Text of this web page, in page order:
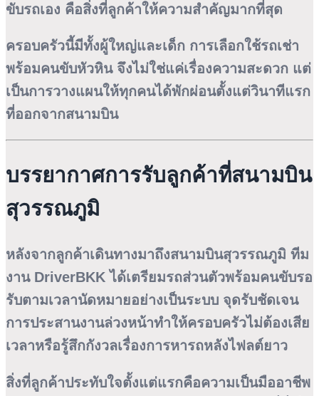
ขับรถเอง คือสิ่งที่ลูกค้าให้ความสำคัญมากที่สุด
ครอบครัวนี้มีทั้งผู้ใหญ่และเด็ก การเลือกใช้รถเช่า
พร้อมคนขับหัวหิน จึงไม่ใช่แค่เรื่องความสะดวก แต่
เป็นการวางแผนให้ทุกคนได้พักผ่อนตั้งแต่วินาทีแรก
ที่ออกจากสนามบิน
บรรยากาศการรับลูกค้าที่สนามบิน
สุวรรณภูมิ
หลังจากลูกค้าเดินทางมาถึงสนามบินสุวรรณภูมิ ทีม
งาน DriverBKK ได้เตรียมรถส่วนตัวพร้อมคนขับรอ
รับตามเวลานัดหมายอย่างเป็นระบบ จุดรับชัดเจน
การประสานงานล่วงหน้าทำให้ครอบครัวไม่ต้องเสีย
เวลาหรือรู้สึกกังวลเรื่องการหารถหลังไฟลต์ยาว
สิ่งที่ลูกค้าประทับใจตั้งแต่แรกคือความเป็นมืออาชีพ